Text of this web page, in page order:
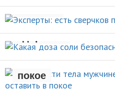
НОВОСТИ
полезно
НОВОСТИ
Какая доза соли
здоровья
НОВОСТИ
Какие части тела
брить, а какие –
покое
Назван продукт,